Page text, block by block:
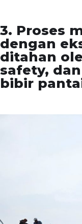
3. Proses
dengan
ditahan
safety,
bibir